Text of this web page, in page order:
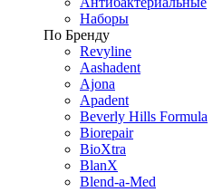
Наборы
По Бренду
Revyline
Aashadent
Ajona
Apadent
Beverly Hills Formula
Biorepair
BioXtra
BlanX
Blend-a-Med